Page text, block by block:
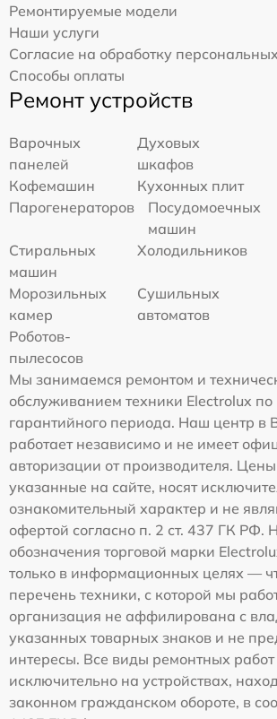
Ремонтируемые модели
Наши услуги
Согласие на обработку
Способы оплаты
Ремонт устройств
Варочных
панелей
Духовых
шкафов
Кофемашин
Кухонных плит
Парогенераторов
Посудомоечных
машин
Стиральных
машин
Холодильников
Морозильных
камер
Сушильных
автоматов
Роботов-
пылесосов
Мы занимаемся ремонтом и
обслуживанием техники Electrolux по
гарантийного периода. Наш центр в
работает независимо и не имеет
авторизации от производителя.
указанные на сайте, носят
ознакомительный характер и не
офертой согласно п. 2 ст. 437 ГК РФ.
обозначения торговой марки
только в информационных целях —
перечень техники, с которой мы
организация не аффилирована с
указанных товарных знаков и не
интересы. Все виды ремонтных
исключительно на устройствах,
законном гражданском обороте, в